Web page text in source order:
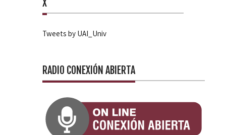
X
Tweets by UAI_Univ
RADIO CONEXIÓN ABIERTA